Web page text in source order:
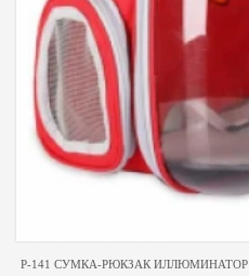
P-141 СУМКА-РЮКЗАК ИЛЛЮМИНАТОР